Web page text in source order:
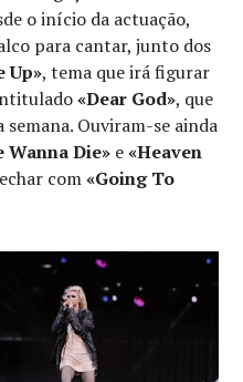
o início da actuação,
para cantar, junto dos
Up», tema que irá figurar
«Dear God», que
Ouviram-se ainda
Wanna Die» e«Heaven
com«Going To